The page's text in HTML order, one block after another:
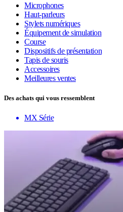
Microphones
Haut-parleurs
Stylets numériques
Équipement de simulation
Course
Dispositifs de présentation
Tapis de souris
Accessoires
Meilleures ventes
Des achats qui vous ressemblent
MX Série